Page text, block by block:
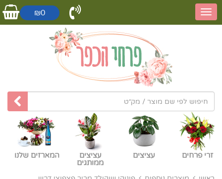
₪0
זרי פרחים עציצים
עציצים
ממותגים
המארזים שלנו